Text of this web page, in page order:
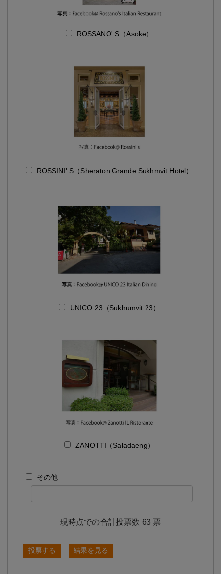
ROSSANO' S（Asoke）
ROSSINI' S（Sheraton Grande Sukhmvit Hotel）
UNICO 23（Sukhumvit 23）
ZANOTTI（Saladaeng）
その他
63 票
投票する 結果を見る